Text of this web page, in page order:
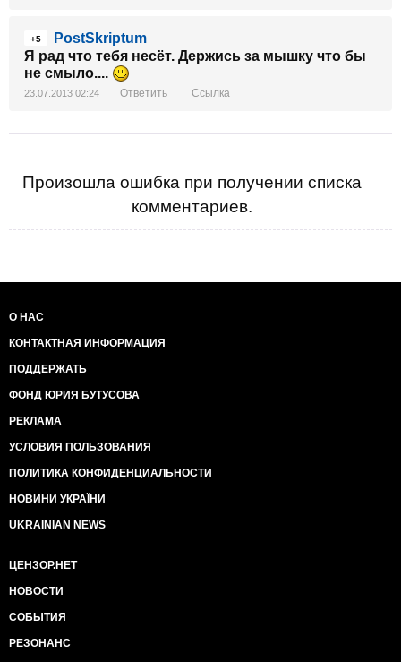
+5
PostSkriptum
Я рад что тебя несёт. Держись за мышку что бы
не смыло....
23.07.2013 02:24 Ответить Ссылка
Произошла ошибка при получении списка
комментариев.
О НАС
КОНТАКТНАЯ ИНФОРМАЦИЯ
ПОДДЕРЖАТЬ
ФОНД ЮРИЯ БУТУСОВА
РЕКЛАМА
УСЛОВИЯ ПОЛЬЗОВАНИЯ
ПОЛИТИКА КОНФИДЕНЦИАЛЬНОСТИ
НОВИНИ УКРАЇНИ
UKRAINIAN NEWS
ЦЕНЗОР.НЕТ
НОВОСТИ
СОБЫТИЯ
РЕЗОНАНС